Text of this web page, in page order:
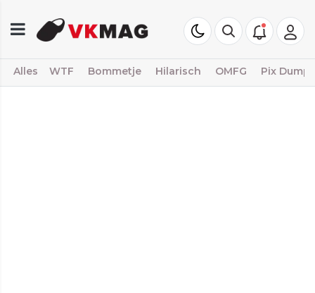
Alles WTF Bommetje Hilarisch OMFG Pix Dump